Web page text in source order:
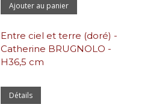
Ajouter au panier
Entre ciel et terre (doré) -
Catherine BRUGNOLO -
H36,5 cm
Détails